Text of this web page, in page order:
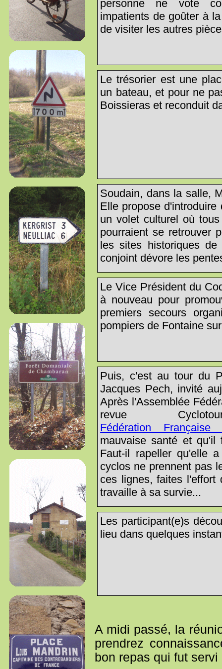
personne ne vote
impatients de goûter à
de visiter les autres
Le trésorier est une
un bateau, et pour ne
Boissieras et reconduit
Soudain, dans la salle,
Elle propose
un volet culturel où
pourraient se retrouver
les sites historiques
conjoint dévore les
Le Vice Président du
à nouveau pour
premiers secours
pompiers de Fontaine
Puis, c'est au tour du
Jacques Pech, invité
Après l'Assemblée
revue
Fédération Française
mauvaise santé et qu'il
Faut-il rapeller qu'elle
cyclos ne prennent pas
ces lignes, faites l'effort
travaille à sa survie...
Les participant(e)s
lieu dans quelques
A midi passé, la
prendrez
bon repas qui fut